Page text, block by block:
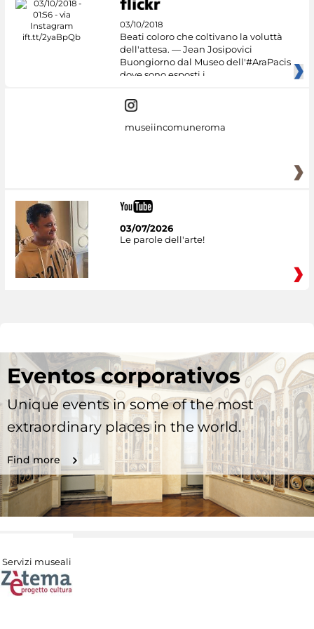
03/10/2018
Beati coloro che coltivano la voluttà
dell'attesa. — Jean Josipovici
Buongiorno dal Museo dell'#AraPacis
dove sono esposti i
museiincomuneroma
03/07/2026
Le parole dell'arte!
Eventos corporativos
Unique events in some of the most
extraordinary places in the world.
Find more
Servizi museali